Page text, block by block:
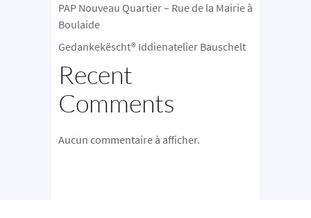
PAP Nouveau Quartier – Rue de la Mairie à
Boulaide
Gedankekëscht® Iddienatelier Bauschelt
Recent
Comments
Aucun commentaire à afficher.